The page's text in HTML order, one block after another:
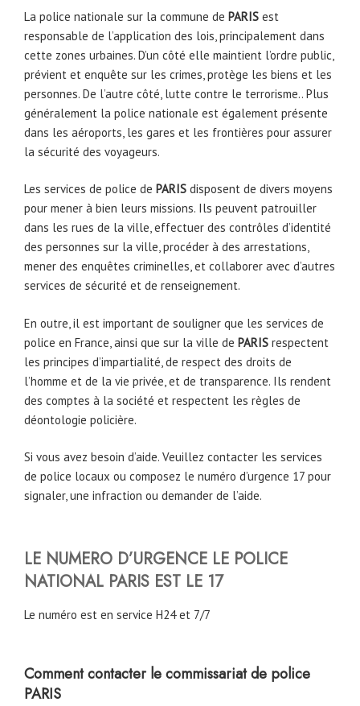
La police nationale sur la commune de PARIS est
responsable de l’application des lois, principalement dans
cette zones urbaines. D’un côté elle maintient l’ordre public,
prévient et enquête sur les crimes, protège les biens et les
personnes. De l’autre côté, lutte contre le terrorisme.. Plus
généralement la police nationale est également présente
dans les aéroports, les gares et les frontières pour assurer
la sécurité des voyageurs.
Les services de police de PARIS disposent de divers moyens
pour mener à bien leurs missions. Ils peuvent patrouiller
dans les rues de la ville, effectuer des contrôles d’identité
des personnes sur la ville, procéder à des arrestations,
mener des enquêtes criminelles, et collaborer avec d’autres
services de sécurité et de renseignement.
En outre, il est important de souligner que les services de
police en France, ainsi que sur la ville de PARIS respectent
les principes d’impartialité, de respect des droits de
l’homme et de la vie privée, et de transparence. Ils rendent
des comptes à la société et respectent les règles de
déontologie policière.
Si vous avez besoin d’aide. Veuillez contacter les services
de police locaux ou composez le numéro d’urgence 17 pour
signaler, une infraction ou demander de l’aide.
LE NUMERO D’URGENCE LE POLICE
NATIONAL PARIS EST LE 17
Le numéro est en service H24 et 7/7
Comment contacter le commissariat de police
PARIS